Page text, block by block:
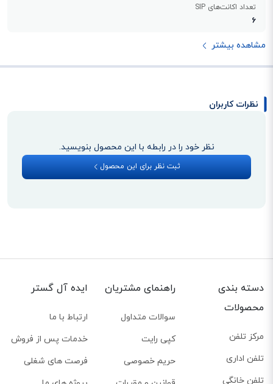
تعداد اکانت‌های SIP
مشاهده بیشتر
نظرات کاربران
نظر خود را در رابطه با این محصول بنویسید.
ثبت نظر برای این محصول
دسته بندی
محصولات
مرکز تلفن
تلفن اداری
تلفن خانگی
راهنمای مشتریان
سوالات متداول
کپی رایت
حریم خصوصی
ایده آل گستر
ارتباط با ما
خدمات پس از فروش
فرصت های شغلی